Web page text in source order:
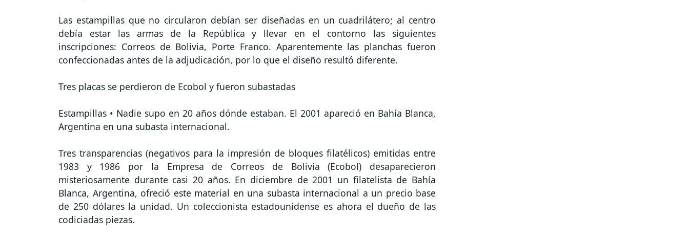
Las estampillas que no circularon debían ser diseñadas en un cuadrilátero; al centro
debía estar las armas de la República y llevar en el contorno las siguientes
inscripciones: Correos de Bolivia, Porte Franco. Aparentemente las planchas fueron
confeccionadas antes de la adjudicación, por lo que el diseño resultó diferente.
Tres placas se perdieron de Ecobol y fueron subastadas
Estampillas • Nadie supo en 20 años dónde estaban. El 2001 apareció en Bahía Blanca,
Argentina en una subasta internacional.
Tres transparencias (negativos para la impresión de bloques filatélicos) emitidas entre
1983 y 1986 por la Empresa de Correos de Bolivia (Ecobol) desaparecieron
misteriosamente durante casi 20 años. En diciembre de 2001 un filatelista de Bahía
Blanca, Argentina, ofreció este material en una subasta internacional a un precio base
de 250 dólares la unidad. Un coleccionista estadounidense es ahora el dueño de las
codiciadas piezas.